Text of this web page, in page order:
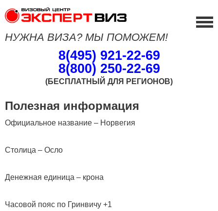
НУЖНА ВИЗА? МЫ ПОМОЖЕМ!
8(495) 921-22-69
8(800) 250-22-69
(БЕСПЛАТНЫЙ ДЛЯ РЕГИОНОВ)
Полезная информация
Официальное название – Норвегия
Столица – Осло
Денежная единица – крона
Часовой пояс по Гринвичу +1